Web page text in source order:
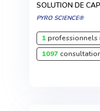
SOLUTION DE
PYRO SCIENCE®
1professionnels
1097